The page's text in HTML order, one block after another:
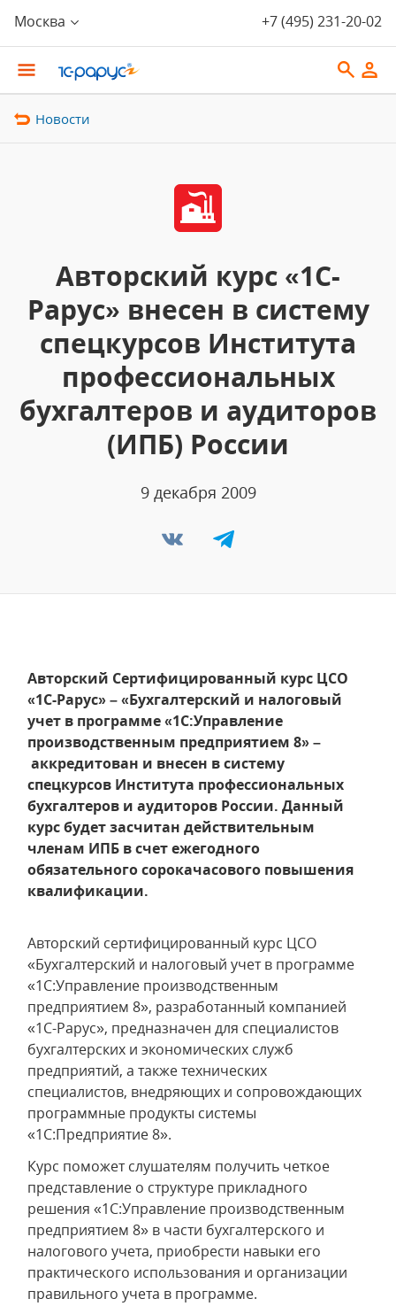
Москва +7 (495) 231-20-02
Новости
Авторский курс «1С-
Рарус» внесен в систему
спецкурсов Института
профессиональных
бухгалтеров и аудиторов
(ИПБ) России
9 декабря 2009
Авторский Сертифицированный курс ЦСО
«1С-Рарус» – «Бухгалтерский и налоговый
учет в программе «1С:Управление
производственным предприятием 8» –
аккредитован и внесен в систему
спецкурсов Института профессиональных
бухгалтеров и аудиторов России. Данный
курс будет засчитан действительным
членам ИПБ в счет ежегодного
обязательного сорокачасового повышения
квалификации.
Авторский сертифицированный курс ЦСО
«Бухгалтерский и налоговый учет в программе
«1С:Управление производственным
предприятием 8», разработанный компанией
«1С-Рарус», предназначен для специалистов
бухгалтерских и экономических служб
предприятий, а также технических
специалистов, внедряющих и сопровождающих
программные продукты системы
«1С:Предприятие 8».
Курс поможет слушателям получить четкое
представление о структуре прикладного
решения «1С:Управление производственным
предприятием 8» в части бухгалтерского и
налогового учета, приобрести навыки его
практического использования и организации
правильного учета в программе.